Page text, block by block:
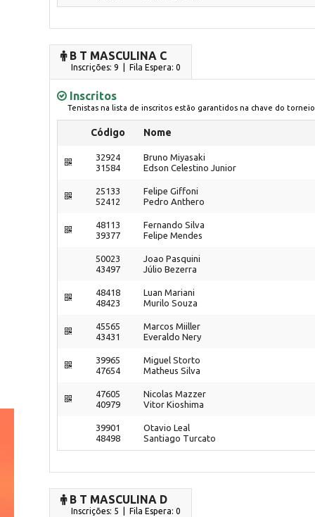
B T MASCULINA C
Inscrições: 9 | Fila Espera: 0
Inscritos
Tenistas na lista de inscritos estão garantidos na chave do torneio
Código Nome
32924
31584
Bruno Miyasaki
Edson Celestino Junior
25133
52412
Felipe Giffoni
Pedro Anthero
48113
39377
Fernando Silva
Felipe Mendes
50023
43497
Joao Pasquini
Júlio Bezerra
48418
48423
Luan Mariani
Murilo Souza
45565
43431
Marcos Miiller
Everaldo Nery
39965
47654
Miguel Storto
Matheus Silva
47605
40979
Nicolas Mazzer
Vitor Kioshima
39901
48498
Otavio Leal
Santiago Turcato
B T MASCULINA D
Inscrições: 5 | Fila Espera: 0